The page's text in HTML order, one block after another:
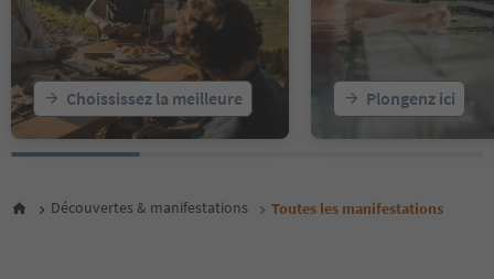
21
22
25
26
27
28
30
Choississez la meilleure Plongenz ici
Découvertes & manifestations Toutes les manifestations